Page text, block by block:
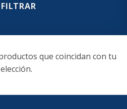
FILTRAR
que coincidan con tu